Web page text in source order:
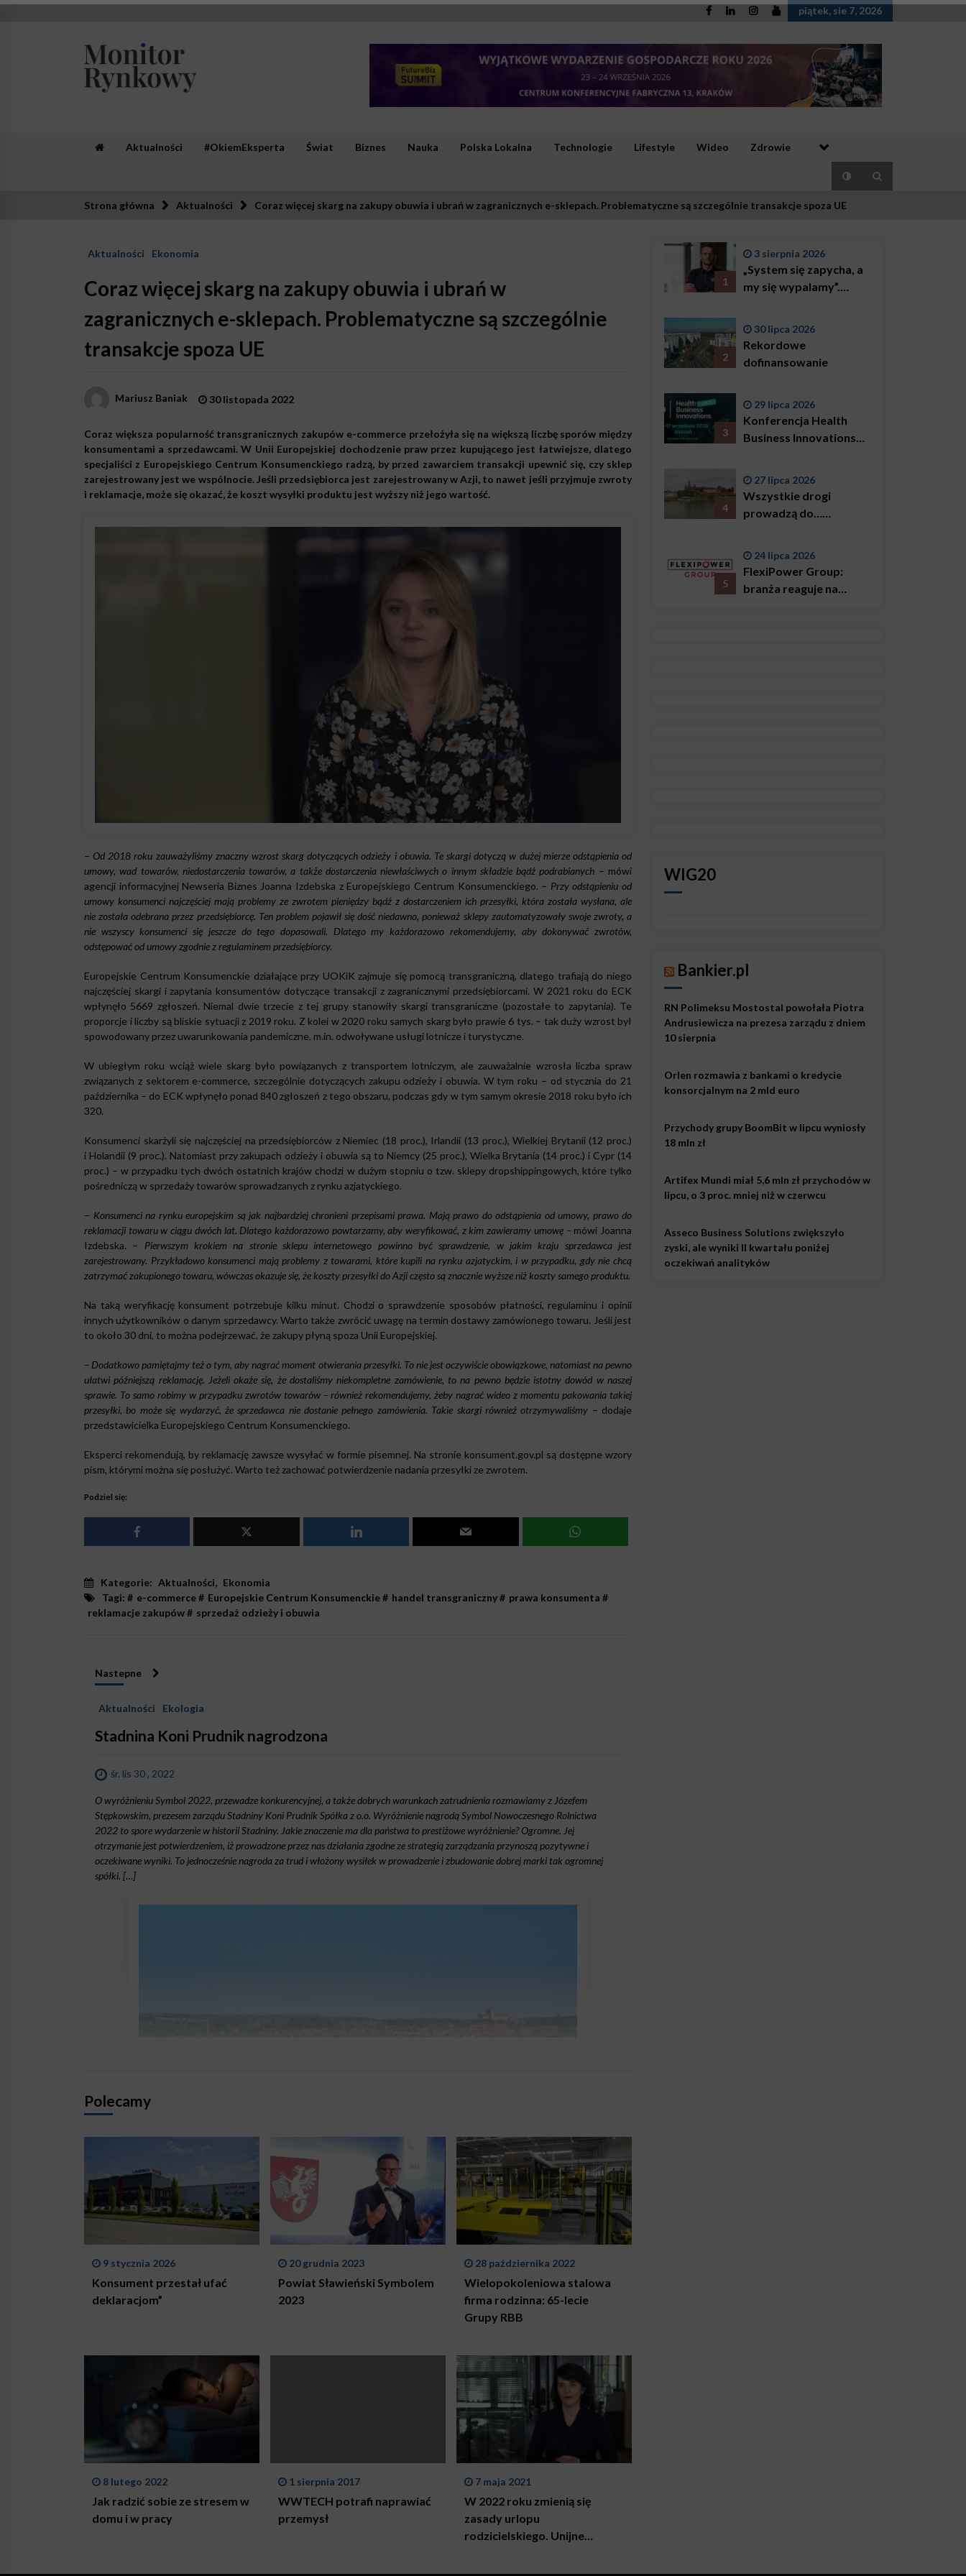
Skip
piątek, sie 7, 2026
Aktualności #OkiemEksperta Świat Biznes Nauka Polska Lokalna Technologie Lifestyle Wideo Zdrowie
Strona główna Aktualności Coraz więcej skarg na zakupy obuwia i ubrań w zagranicznych e-sklepach. Problematyczne są szczególnie transakcje spoza UE
Aktualności Ekonomia
Coraz więcej skarg na zakupy obuwia i ubrań w
zagranicznych e-sklepach. Problematyczne są szczególnie
transakcje spoza UE
Mariusz Baniak 30 listopada 2022
Coraz większa popularność transgranicznych zakupów e-commerce przełożyła się na większą liczbę sporów między
konsumentami a sprzedawcami. W Unii Europejskiej dochodzenie praw przez kupującego jest łatwiejsze, dlatego
specjaliści z Europejskiego Centrum Konsumenckiego radzą, by przed zawarciem transakcji upewnić się, czy sklep
zarejestrowany jest we wspólnocie. Jeśli przedsiębiorca jest zarejestrowany w Azji, to nawet jeśli przyjmuje zwroty
i reklamacje, może się okazać, że koszt wysyłki produktu jest wyższy niż jego wartość.
– Od 2018 roku zauważyliśmy znaczny wzrost skarg dotyczących odzieży i obuwia. Te skargi dotyczą w dużej mierze odstąpienia od
umowy, wad towarów, niedostarczenia towarów, a także dostarczenia niewłaściwych o innym składzie bądź podrabianych – mówi
agencji informacyjnej Newseria Biznes Joanna Izdebska z Europejskiego Centrum Konsumenckiego. – Przy odstąpieniu od
umowy konsumenci najczęściej mają problemy ze zwrotem pieniędzy bądź z dostarczeniem ich przesyłki, która została wysłana, ale
nie została odebrana przez przedsiębiorcę. Ten problem pojawił się dość niedawno, ponieważ sklepy zautomatyzowały swoje zwroty, a
nie wszyscy konsumenci się jeszcze do tego dopasowali. Dlatego my każdorazowo rekomendujemy, aby dokonywać zwrotów,
odstępować od umowy zgodnie z regulaminem przedsiębiorcy.
Europejskie Centrum Konsumenckie działające przy UOKiK zajmuje się pomocą transgraniczną, dlatego trafiają do niego
najczęściej skargi i zapytania konsumentów dotyczące transakcji z zagranicznymi przedsiębiorcami. W 2021 roku do ECK
wpłynęło 5669 zgłoszeń. Niemal dwie trzecie z tej grupy stanowiły skargi transgraniczne (pozostałe to zapytania). Te
proporcje i liczby są bliskie sytuacji z 2019 roku. Z kolei w 2020 roku samych skarg było prawie 6 tys. – tak duży wzrost był
spowodowany przez uwarunkowania pandemiczne, m.in. odwoływane usługi lotnicze i turystyczne.
W ubiegłym roku wciąż wiele skarg było powiązanych z transportem lotniczym, ale zauważalnie wzrosła liczba spraw
związanych z sektorem e-commerce, szczególnie dotyczących zakupu odzieży i obuwia. W tym roku – od stycznia do 21
października – do ECK wpłynęło ponad 840 zgłoszeń z tego obszaru, podczas gdy w tym samym okresie 2018 roku było ich
320.
Konsumenci skarżyli się najczęściej na przedsiębiorców z Niemiec (18 proc.), Irlandii (13 proc.), Wielkiej Brytanii (12 proc.)
i Holandii (9 proc.). Natomiast przy zakupach odzieży i obuwia są to Niemcy (25 proc.), Wielka Brytania (14 proc.) i Cypr (14
proc.) – w przypadku tych dwóch ostatnich krajów chodzi w dużym stopniu o tzw. sklepy dropshippingowych, które tylko
pośredniczą w sprzedaży towarów sprowadzanych z rynku azjatyckiego.
– Konsumenci na rynku europejskim są jak najbardziej chronieni przepisami prawa. Mają prawo do odstąpienia od umowy, prawo do
reklamacji towaru w ciągu dwóch lat. Dlatego każdorazowo powtarzamy, aby weryfikować, z kim zawieramy umowę – mówi Joanna
Izdebska. – Pierwszym krokiem na stronie sklepu internetowego powinno być sprawdzenie, w jakim kraju sprzedawca jest
zarejestrowany. Przykładowo konsumenci mają problemy z towarami, które kupili na rynku azjatyckim, i w przypadku, gdy nie chcą
zatrzymać zakupionego towaru, wówczas okazuje się, że koszty przesyłki do Azji często są znacznie wyższe niż koszty samego produktu.
Na taką weryfikację konsument potrzebuje kilku minut. Chodzi o sprawdzenie sposobów płatności, regulaminu i opinii
innych użytkowników o danym sprzedawcy. Warto także zwrócić uwagę na termin dostawy zamówionego towaru. Jeśli jest
to około 30 dni, to można podejrzewać, że zakupy płyną spoza Unii Europejskiej.
– Dodatkowo pamiętajmy też o tym, aby nagrać moment otwierania przesyłki. To nie jest oczywiście obowiązkowe, natomiast na pewno
ułatwi późniejszą reklamację. Jeżeli okaże się, że dostaliśmy niekompletne zamówienie, to na pewno będzie istotny dowód w naszej
sprawie. To samo robimy w przypadku zwrotów towarów – również rekomendujemy, żeby nagrać wideo z momentu pakowania takiej
przesyłki, bo może się wydarzyć, że sprzedawca nie dostanie pełnego zamówienia. Takie skargi również otrzymywaliśmy – dodaje
przedstawicielka Europejskiego Centrum Konsumenckiego.
Eksperci rekomendują, by reklamację zawsze wysyłać w formie pisemnej. Na stronie konsument.gov.pl są dostępne wzory
pism, którymi można się posłużyć. Warto też zachować potwierdzenie nadania przesyłki ze zwrotem.
Podziel się:
Kategorie: Aktualności, Ekonomia
Tagi: # e-commerce# Europejskie Centrum Konsumenckie# handel transgraniczny# prawa konsumenta #
reklamacje zakupów# sprzedaż odzieży i obuwia
Nastepne
Aktualności Ekologia
Stadnina Koni Prudnik nagrodzona
śr. lis 30 , 2022
O wyróżnieniu Symbol 2022, przewadze konkurencyjnej, a także dobrych warunkach zatrudnienia rozmawiamy z Józefem
Stępkowskim, prezesem zarządu Stadniny Koni Prudnik Spółka z o.o. Wyróżnienie nagrodą Symbol Nowoczesnego Rolnictwa
2022 to spore wydarzenie w historii Stadniny. Jakie znaczenie ma dla państwa to prestiżowe wyróżnienie? Ogromne. Jej
otrzymanie jest potwierdzeniem, iż prowadzone przez nas działania zgodne ze strategią zarządzania przynoszą pozytywne i
oczekiwane wyniki. To jednocześnie nagroda za trud i włożony wysiłek w prowadzenie i zbudowanie dobrej marki tak ogromnej
spółki. […]
Polecamy
9 stycznia 2026
Konsument przestał ufać
deklaracjom”
20 grudnia 2023
Powiat Sławieński Symbolem
2023
28 października 2022
Wielopokoleniowa stalowa
firma rodzinna: 65-lecie
Grupy RBB
8 lutego 2022
Jak radzić sobie ze stresem w
domu i w pracy
1 sierpnia 2017
WWTECH potrafi naprawiać
przemysł
7 maja 2021
W 2022 roku zmienią się
zasady urlopu
rodzicielskiego. Unijne
1
3 sierpnia 2026
„System się zapycha, a
my się wypalamy”.
Bączkowski, mówi
wprost: problemem są
2
30 lipca 2026
Rekordowe
dofinansowanie
3
29 lipca 2026
Konferencja Health
Business Innovations
4
27 lipca 2026
Wszystkie drogi
prowadzą do…
5
24 lipca 2026
FlexiPower Group:
branża reaguje na
WIG20
Bankier.pl
RN Polimeksu Mostostal powołała Piotra
Andrusiewicza na prezesa zarządu z dniem
10 sierpnia
Orlen rozmawia z bankami o kredycie
konsorcjalnym na 2 mld euro
Przychody grupy BoomBit w lipcu wyniosły
18 mln zł
Artifex Mundi miał 5,6 mln zł przychodów w
lipcu, o 3 proc. mniej niż w czerwcu
Asseco Business Solutions zwiększyło
zyski, ale wyniki II kwartału poniżej
oczekiwań analityków